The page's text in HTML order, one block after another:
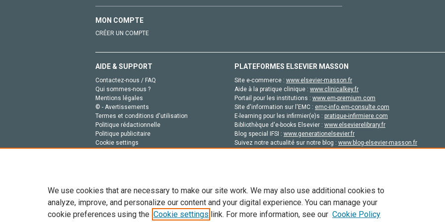
MON COMPTE
CRÉER UN COMPTE
AIDE & SUPPORT
Contactez-nous / FAQ
Qui sommes-nous ?
Mentions légales
© - Avertissements
Termes et conditions d'utilisation
Politique rédactionnelle
Politique publicitaire
Cookie settings
PLATEFORMES ELSEVIER MASSON
Site e-commerce : www.elsevier-masson.fr
Aide à la pratique clinique : www.clinicalkey.fr
Portail pour les institutions : www.em-premium.com
Site d'information sur l'EMC : emc-info.em-consulte.com
E-learning pour les infirmier(e)s : pratique-infirmiere.com
Bibliothèque d'e-books Elsevier : www.elsevierelibrary.fr
Blog special IFSI : www.generationelsevier.fr
Suivez notre actualité sur notre blog : www.blog-elsevier-masson.fr
Tout le contenu de ce site: Copyright © 2026 Elsevier, ses concédants de licence et ses contributeurs. Tout les droits sont réservés,
We use cookies that are necessary to make our site work. We may also use additional cookies to
analyze, improve, and personalize our content and your digital experience. You can manage your
cookie preferences using the Cookie settings link. For more information, see our Cookie Policy